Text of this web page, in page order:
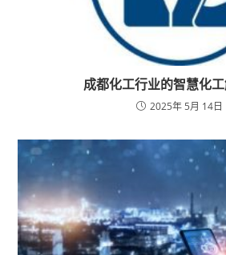
成都化工行业的智慧化
2025年 5月 14日